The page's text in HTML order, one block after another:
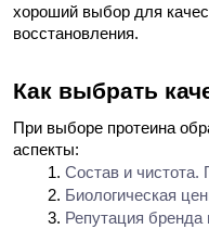
хороший выбор для
восстановления.
Как выбрать
При выборе протеина
аспекты:
Состав и чистота.
Биологическая
Репутация бренда